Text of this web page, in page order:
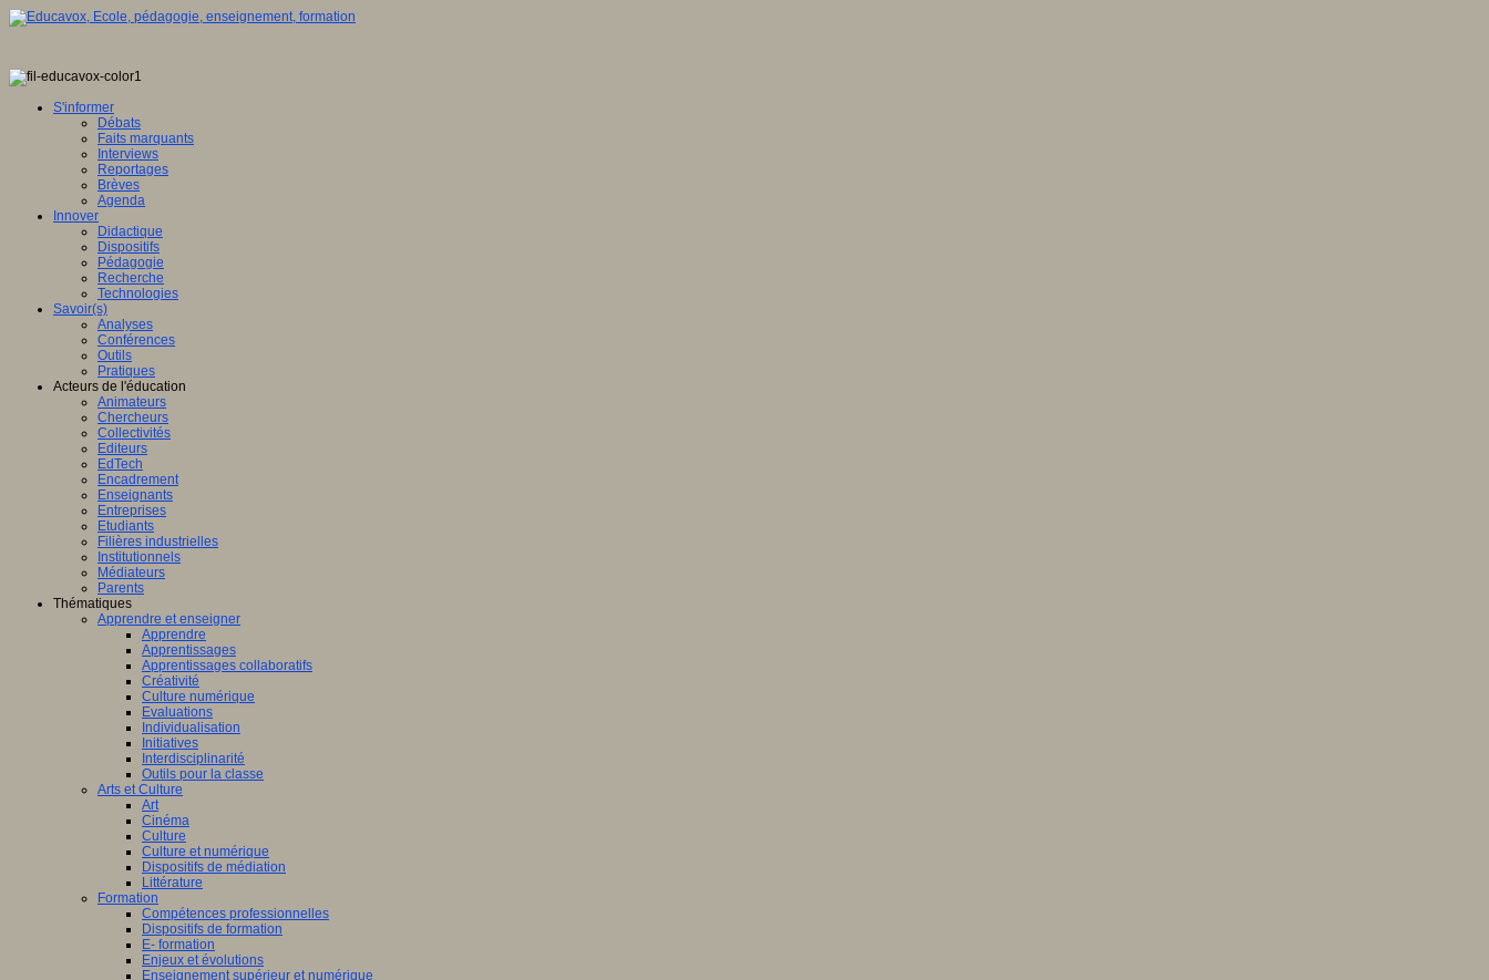
S'informer
Débats
Faits marquants
Interviews
Reportages
Brèves
Agenda
Innover
Didactique
Dispositifs
Pédagogie
Recherche
Technologies
Savoir(s)
Analyses
Conférences
Outils
Pratiques
Acteurs de l'éducation
Animateurs
Chercheurs
Collectivités
Editeurs
EdTech
Encadrement
Enseignants
Entreprises
Etudiants
Filières industrielles
Institutionnels
Médiateurs
Parents
Thématiques
Apprendre et enseigner
Apprendre
Apprentissages
Apprentissages collaboratifs
Créativité
Culture numérique
Evaluations
Individualisation
Initiatives
Interdisciplinarité
Outils pour la classe
Arts et Culture
Art
Cinéma
Culture
Culture et numérique
Dispositifs de médiation
Littérature
Formation
Compétences professionnelles
Dispositifs de formation
E- formation
Enjeux et évolutions
Enseignement supérieur et numérique